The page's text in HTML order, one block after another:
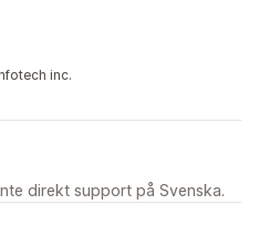
inc.
direkt support på Svenska.